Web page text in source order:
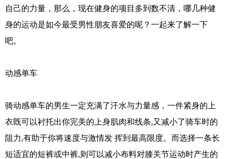
自己的力量，那么，现在健身的项目多到数不清，哪几种健
身的运动是如今最受男性朋友喜爱的呢？一起来了解一下
吧。
动感单车
骑动感单车的男生一定充满了汗水与力量感，一件紧身的上
衣既可以衬托出你完美的上身肌肉和线条,又减小了骑车时的
阻力,有助于你将速度与激情发 挥到最高限度。而选择一条长
短适宜的短裤或中裤,则可以减小布料对膝关节运动时产生的